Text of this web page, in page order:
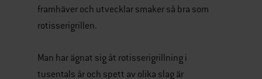
framhäver och utvecklar smaker så bra som
rotisserigrillen.
Man har ägnat sig åt rotisserigrillning i
tusentals år och spett av olika slag är